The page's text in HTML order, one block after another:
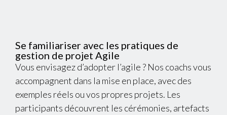
Se familiariser avec les pratiques de
gestion de projet Agile
Vous envisagez d’adopter l’agile ? Nos coachs vous
accompagnent dans la mise en place, avec des
exemples réels ou vos propres projets. Les
participants découvrent les cérémonies, artefacts